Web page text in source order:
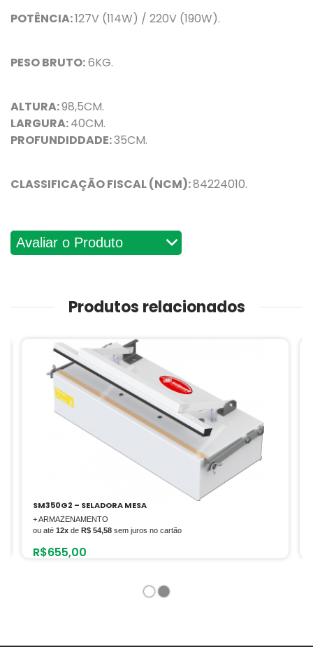
POTÊNCIA:127V (114W) / 220V (190W).
PESO BRUTO:6KG.
ALTURA:98,5CM.
LARGURA:40CM.
PROFUNDIDDADE:35CM.
CLASSIFICAÇÃO FISCAL (NCM):84224010.
Avaliações
Produtos relacionados
SM350G2 – SELADORA MESA
+ ARMAZENAMENTO
ou até 12x de R$ 54,58 sem juros no cartão
R$655,00
1 2